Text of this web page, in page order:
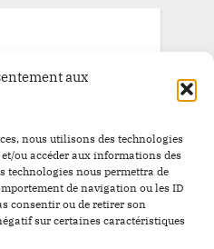
aux
nous utilisons des technologies
ou accéder aux informations des
technologies nous permettra de
de navigation ou les ID
consentir ou de retirer son
sur certaines caractéristiques
team if you need